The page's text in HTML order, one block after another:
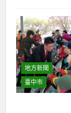
地方新聞
臺中市